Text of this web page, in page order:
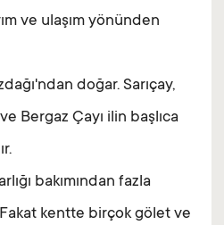
ve ulaşım yönünden
doğar. Sarıçay,
Bergaz Çayı ilin başlıca
bakımından fazla
kentte birçok gölet ve